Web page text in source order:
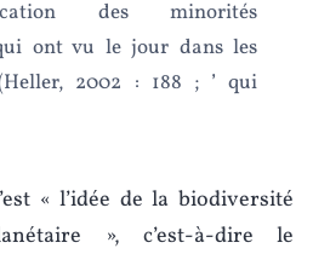
des minorités
ont vu le jour dans les
2002 : 188 ; ’ qui
« l’idée de la biodiversité
», c’est-à-dire le